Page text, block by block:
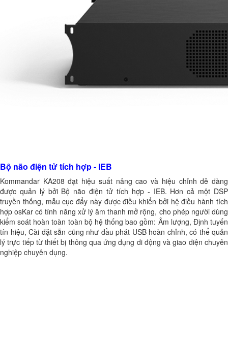
Bộ não điện tử tích hợp - IEB
Kommandar KA208 đạt hiệu suất nâng cao và hiệu chỉnh dễ dàng
được quản lý bởi Bộ não điện tử tích hợp - IEB. Hơn cả một DSP
truyền thống, mẫu cục đẩy này được điều khiển bởi hệ điều hành tích
hợp osKar có tính năng xử lý âm thanh mở rộng, cho phép người dùng
kiểm soát hoàn toàn toàn bộ hệ thống bao gồm: Âm lượng, Định tuyến
tín hiệu, Cài đặt sẵn cũng như đầu phát USB hoàn chỉnh, có thể quản
lý trực tiếp từ thiết bị thông qua ứng dụng di động và giao diện chuyên
nghiệp chuyên dụng.